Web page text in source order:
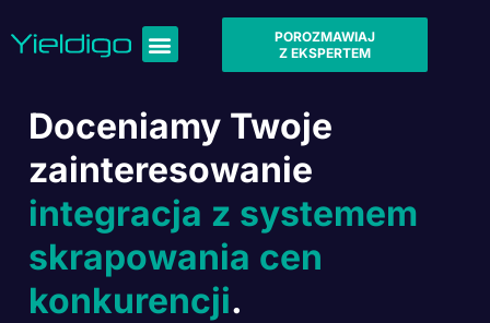
POROZMAWIAJ
Z EKSPERTEM
Doceniamy Twoje
zainteresowanie
integracja z systemem
skrapowania cen
konkurencji.